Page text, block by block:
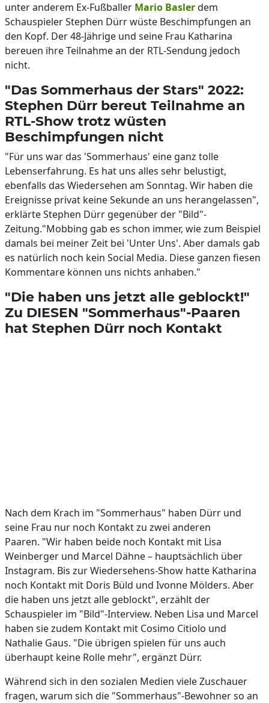
unter anderem Ex-Fußballer Mario Baslerdem
Schauspieler Stephen Dürr wüste Beschimpfungen an
den Kopf. Der 48-Jährige und seine Frau Katharina
bereuen ihre Teilnahme an der RTL-Sendung jedoch
nicht.
"Das Sommerhaus der Stars" 2022:
Stephen Dürr bereut Teilnahme an
RTL-Show trotz wüsten
Beschimpfungen nicht
"Für uns war das 'Sommerhaus' eine ganz tolle
Lebenserfahrung. Es hat uns alles sehr belustigt,
ebenfalls das Wiedersehen am Sonntag. Wir haben die
Ereignisse privat keine Sekunde an uns herangelassen",
erklärte Stephen Dürr gegenüber der "Bild"-
Zeitung."Mobbing gab es schon immer, wie zum Beispiel
damals bei meiner Zeit bei 'Unter Uns'. Aber damals gab
es natürlich noch kein Social Media. Diese ganzen fiesen
Kommentare können uns nichts anhaben."
"Die haben uns jetzt alle geblockt!"
Zu DIESEN "Sommerhaus"-Paaren
hat Stephen Dürr noch Kontakt
Nach dem Krach im "Sommerhaus" haben Dürr und
seine Frau nur noch Kontakt zu zwei anderen
Paaren. "Wir haben beide noch Kontakt mit Lisa
Weinberger und Marcel Dähne – hauptsächlich über
Instagram. Bis zur Wiedersehens-Show hatte Katharina
noch Kontakt mit Doris Büld und Ivonne Mölders. Aber
die haben uns jetzt alle geblockt", erzählt der
Schauspieler im "Bild"-Interview. Neben Lisa und Marcel
haben sie zudem Kontakt mit Cosimo Citiolo und
Nathalie Gaus. "Die übrigen spielen für uns auch
überhaupt keine Rolle mehr", ergänzt Dürr.
Während sich in den sozialen Medien viele Zuschauer
fragen, warum sich die "Sommerhaus"-Bewohner so an